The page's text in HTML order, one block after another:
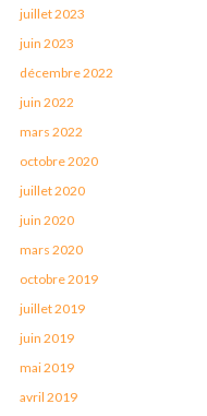
juillet 2023
juin 2023
décembre 2022
juin 2022
mars 2022
octobre 2020
juillet 2020
juin 2020
mars 2020
octobre 2019
juillet 2019
juin 2019
mai 2019
avril 2019